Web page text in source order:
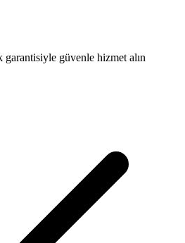
garantisiyle güvenle hizmet alın